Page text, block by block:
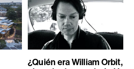
¿Quién era William Orbit,